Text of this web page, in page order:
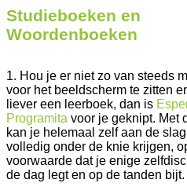
Studieboeken en
Woordenboeken
1. Hou je er niet zo van steeds
voor het beeldscherm te zitten
liever een leerboek, dan is
Programita voor je geknipt. Met
kan je helemaal zelf aan de
volledig onder de knie krijgen,
voorwaarde dat je enige
de dag legt en op de tanden bijt.